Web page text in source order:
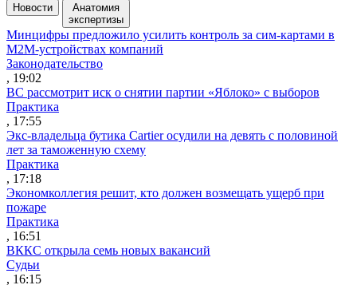
Новости
Анатомия
экспертизы
Минцифры предложило усилить контроль за сим-картами в
M2M-устройствах компаний
Законодательство
, 19:02
ВС рассмотрит иск о снятии партии «Яблоко» с выборов
Практика
, 17:55
Экс-владельца бутика Cartier осудили на девять с половиной
лет за таможенную схему
Практика
, 17:18
Экономколлегия решит, кто должен возмещать ущерб при
пожаре
Практика
, 16:51
ВККС открыла семь новых вакансий
Судьи
, 16:15